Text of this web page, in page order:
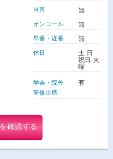
当直 無
オンコール 無
早番・遅番 無
休日
土 日
祝日 火
曜
学会・院外
研修出席
有
確認する